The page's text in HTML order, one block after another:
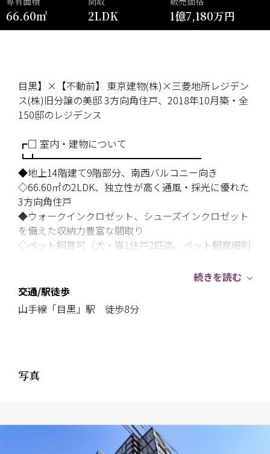
66.60㎡ 2LDK 1億7,180万円
目黒】×【不動前】 東京建物(株)×三菱地所レジデン
ス(株)旧分譲の美邸 3方向角住戸、2018年10月築・全
150邸のレジデンス
┏□ 室内・建物について
┗┻━━━━━━━━━━━━━━━━━
◆地上14階建て9階部分、南西バルコニー向き
◇66.60㎡の2LDK、独立性が高く通風・採光に優れた
3方向角住戸
◆ウォークインクロゼット、シューズインクロゼット
を備えた収納力豊富な間取り
◇ペット飼育可（犬・猫1住戸2匹迄、ペット飼育細則
・キッチン：ディスポーザー、食器洗乾燥機、浄水器
一体型水栓 ・浴室：ミストサウナ、追焚機能、浴室換
気乾燥暖房機、魔法びん浴槽 ・洗面室：3面鏡付洗面
ーによる安心のセキュリティ
続きを読む
交通/駅徒歩
山手線「目黒」駅 徒歩8分
写真